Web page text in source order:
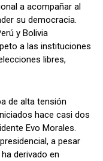
a acompañar al
su democracia.
y Bolivia
a las instituciones
libres,
de alta tensión
hace casi dos
Evo Morales.
a pesar
derivado en